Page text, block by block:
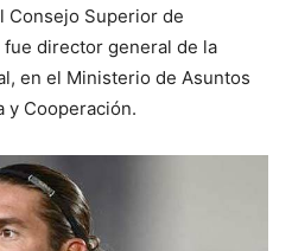
Consejo Superior de
director general de la
en el Ministerio de Asuntos
y Cooperación.